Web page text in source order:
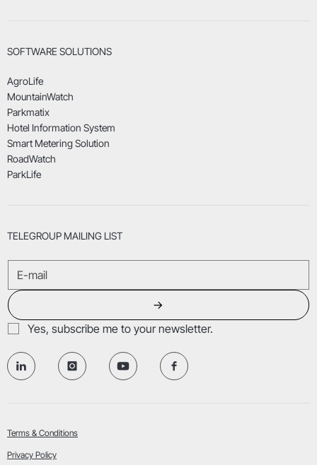
SOFTWARE SOLUTIONS
AgroLife
MountainWatch
Parkmatix
Hotel Information System
Smart Metering Solution
RoadWatch
ParkLife
TELEGROUP MAILING LIST
→
Yes, subscribe me to your newsletter.
Terms & Conditions
Privacy Policy